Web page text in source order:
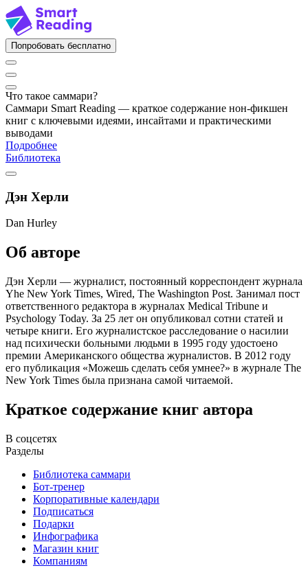
Попробовать бесплатно
Что такое саммари?
Саммари Smart Reading — краткое содержание нон-фикшен
книг с ключевыми идеями, инсайтами и практическими
выводами
Подробнее
Библиотека
Дэн Херли
Dan Hurley
Об авторе
Дэн Херли — журналист, постоянный корреспондент журнала
Yhe New York Times, Wired, The Washington Post. Занимал пост
ответственного редактора в журналах Medical Tribune и
Psychology Today. За 25 лет он опубликовал сотни статей и
четыре книги. Его журналистское расследование о насилии
над психически больными людьми в 1995 году удостоено
премии Американского общества журналистов. В 2012 году
его публикация «Можешь сделать себя умнее?» в журнале The
New York Times была признана самой читаемой.
Краткое содержание книг автора
В соцсетях
Разделы
Библиотека саммари
Бот-тренер
Корпоративные календари
Подписаться
Подарки
Инфографика
Магазин книг
Компаниям